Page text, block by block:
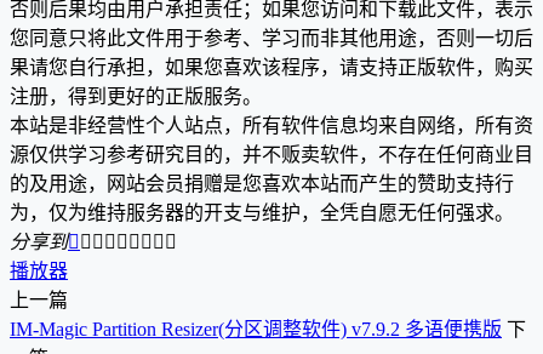
否则后果均由用户承担责任；如果您访问和下载此文件，表示
您同意只将此文件用于参考、学习而非其他用途，否则一切后
果请您自行承担，如果您喜欢该程序，请支持正版软件，购买
注册，得到更好的正版服务。
本站是非经营性个人站点，所有软件信息均来自网络，所有资
源仅供学习参考研究目的，并不贩卖软件，不存在任何商业目
的及用途，网站会员捐赠是您喜欢本站而产生的赞助支持行
为，仅为维持服务器的开支与维护，全凭自愿无任何强求。
分享到        
播放器
上一篇
IM-Magic Partition Resizer(分区调整软件) v7.9.2 多语便携版 下